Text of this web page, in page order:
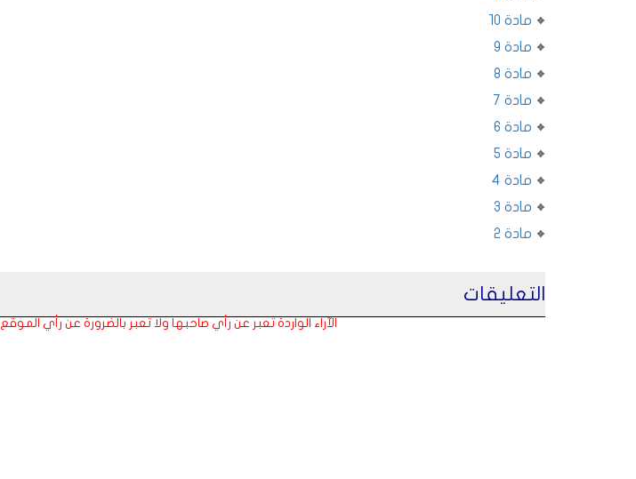
مادة 10
مادة 9
مادة 8
مادة 7
مادة 6
مادة 5
مادة 4
مادة 3
مادة 2
التعليقات
الآراء الواردة تعبر عن رأي صاحبها ولا تعبر بالضرورة عن رأي الموقع